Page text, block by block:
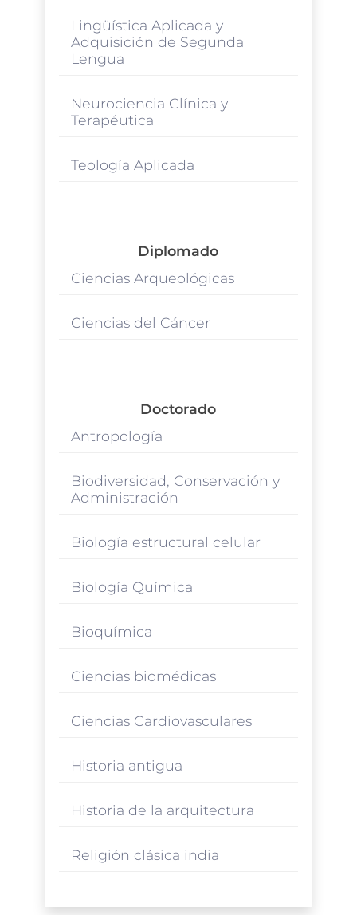
Lingüística Aplicada y
Adquisición de Segunda
Lengua
Neurociencia Clínica y
Terapéutica
Teología Aplicada
Diplomado
Ciencias Arqueológicas
Ciencias del Cáncer
Doctorado
Antropología
Biodiversidad, Conservación y
Administración
Biología estructural celular
Biología Química
Bioquímica
Ciencias biomédicas
Ciencias Cardiovasculares
Historia antigua
Historia de la arquitectura
Religión clásica india